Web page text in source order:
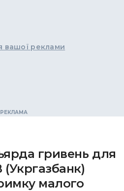
вашої реклами
гривень для
малого